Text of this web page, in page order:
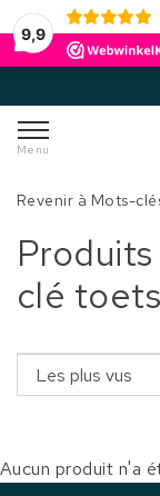
9,9
Menu
Revenir à Mots-
clé
Aucun produit n'a